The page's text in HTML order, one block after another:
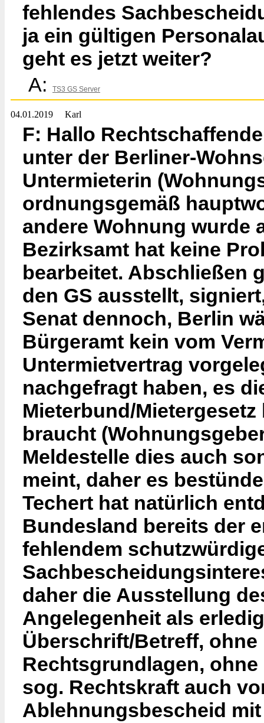
fehlendes
ja ein gültigen
geht es jetzt weiter?
A:
TS3 GS Server
04.01.2019 Karl
F: Hallo
unter der Berliner-
Untermieterin
ordnungsgemäß
andere Wohnung wurde
Bezirksamt hat keine
bearbeitet. Abschließen
den GS ausstellt,
Senat dennoch, Berlin
Bürgeramt kein vom
Untermietvertrag
nachgefragt haben, es
Mieterbund/
braucht
Meldestelle dies auch
meint, daher es
Techert hat natürlich
Bundesland bereits der
fehlendem
daher die Ausstellung
Angelegenheit als
Überschrift/Betreff,
Rechtsgrundlagen,
sog. Rechtskraft auch
Ablehnungsbescheid